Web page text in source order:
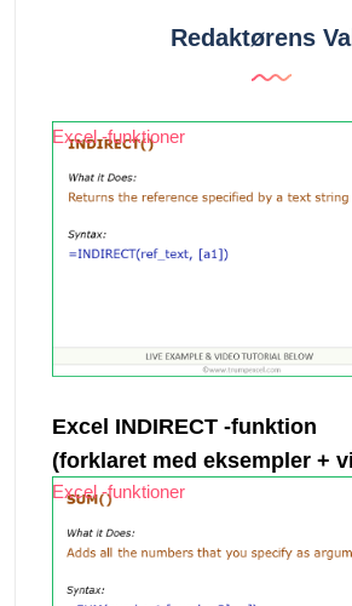
Redaktørens
Excel -funktioner
Excel INDIRECT -funktion
(forklaret med eksempler +
Excel -funktioner